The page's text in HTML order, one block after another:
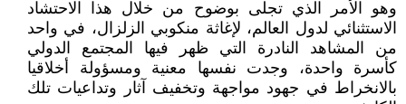
وهو الأمر الذي تجلى بوضوح من خلال هذا الاحتشاد
الاستثنائي لدول العالم، لإغاثة منكوبي الزلزال، في واحد
من المشاهد النادرة التي ظهر فيها المجتمع الدولي
كأسرة واحدة، وجدت نفسها معنية ومسؤولة أخلاقيا
بالانخراط في جهود مواجهة وتخفيف آثار وتداعيات تلك